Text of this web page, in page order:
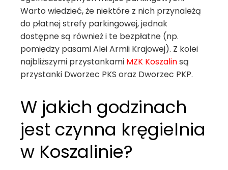
Warto wiedzieć, że niektóre z nich przynależą
do płatnej strefy parkingowej, jednak
dostępne są również i te bezpłatne (np.
pomiędzy pasami Alei Armii Krajowej). Z kolei
najbliższymi przystankami MZK Koszalinsą
przystanki Dworzec PKS oraz Dworzec PKP.
W jakich godzinach
jest czynna kręgielnia
w Koszalinie?